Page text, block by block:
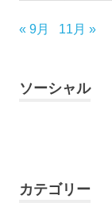
日
化
の
着
« 9月 11月 »
ソーシャル
カテゴリー